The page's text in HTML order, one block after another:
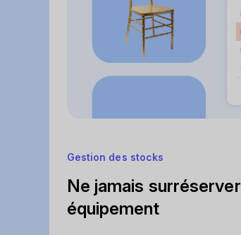
Gestion des stocks
Ne jamais
équipement